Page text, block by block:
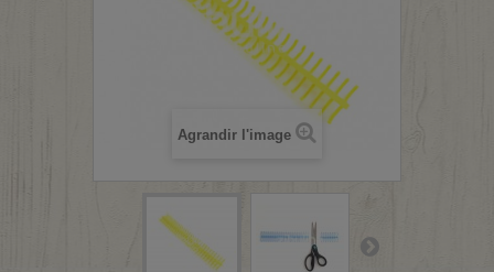
Agrandir l'image